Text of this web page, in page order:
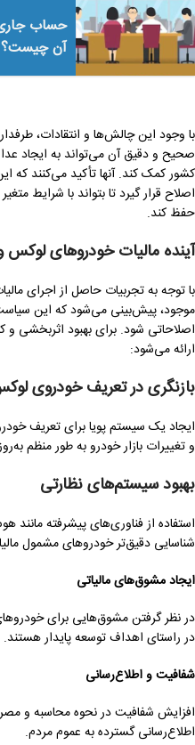
حساب جاری
آن چیست؟
با وجود این چالش‌ها و انتقادات،
صحیح و دقیق آن می‌تواند به ایجاد
کشور کمک کند. آنها تأکید می‌کنند که
اصلاح قرار گیرد تا بتواند با شرایط
حفظ کند.
آینده مالیات خودروهای لوکس
با توجه به تجربیات حاصل از اجرای
موجود، پیش‌بینی می‌شود که این
اصلاحاتی شود. برای بهبود اثربخشی و
ارائه می‌شود:
بازنگری در تعریف خودروی
ایجاد یک سیستم پویا برای تعریف
و تغییرات بازار خودرو به طور منظم
بهبود سیستم‌های نظارتی
استفاده از فناوری‌های پیشرفته
شناسایی دقیق‌تر خودروهای مشمول
ایجاد مشوق‌های مالیاتی
در نظر گرفتن مشوق‌هایی برای
در راستای اهداف توسعه پایدار هستند.
شفافیت و اطلاع‌رسانی
افزایش شفافیت در نحوه محاسبه و
اطلاع‌رسانی گسترده به عموم مردم.